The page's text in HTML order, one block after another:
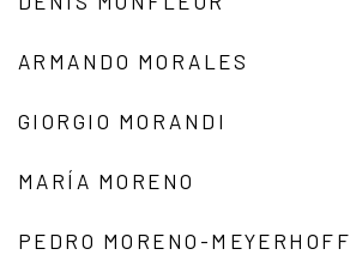
ARMANDO MORALES
GIORGIO MORANDI
MARÍA MORENO
PEDRO MORENO-MEYERHOFF